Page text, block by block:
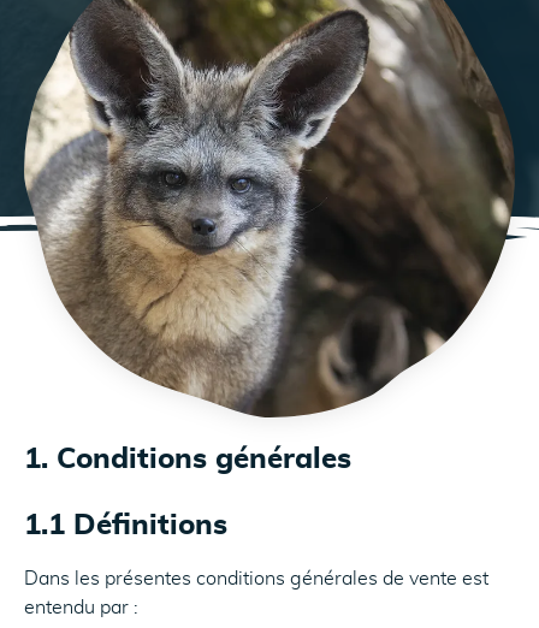
1. Conditions générales
1.1 Définitions
Dans les présentes conditions générales de vente est
entendu par :